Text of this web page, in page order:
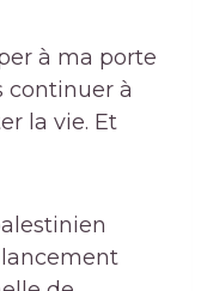
à ma porte
continuer à
la vie. Et